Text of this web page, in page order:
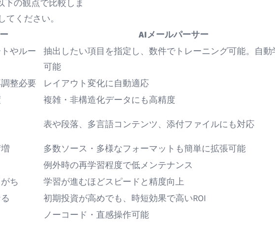
の観点で比較しま
ください。
AIメールパーサー
やルー
抽出したい項目を指定し、数件でトレーニング可能。自動
可能
整必要
レイアウト変化に自動適応
複雑・非構造化データにも高精度
表や段落、多言語コンテンツ、添付ファイルにも対応
多数ソース・多様なフォーマットも簡単に拡張可能
例外時の再学習程度で低メンテナンス
ち
学習が進むほどスピードと精度向上
初期投資が高めでも、時短効果で高いROI
ノーコード・直感操作可能